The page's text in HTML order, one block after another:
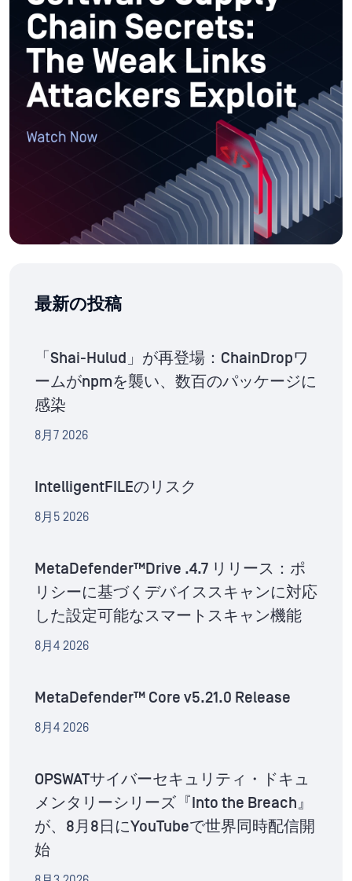
最新の投稿
「Shai-Hulud」が再登場：ChainDropワ
ームがnpmを襲い、数百のパッケージに
感染
8月7 2026
IntelligentFILEのリスク
8月5 2026
MetaDefender™Drive .4.7 リリース：ポ
リシーに基づくデバイススキャンに対応
した設定可能なスマートスキャン機能
8月4 2026
MetaDefender™ Core v5.21.0 Release
8月4 2026
OPSWATサイバーセキュリティ・ドキュ
メンタリーシリーズ『Into the Breach』
が、8月8日にYouTubeで世界同時配信開
始